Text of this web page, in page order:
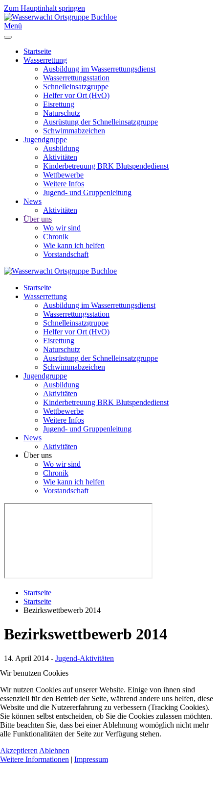
Zum Hauptinhalt springen
Menü
Startseite
Wasserrettung
Ausbildung im Wasserrettungsdienst
Wasserrettungsstation
Schnelleinsatzgruppe
Helfer vor Ort (HvO)
Eisrettung
Naturschutz
Ausrüstung der Schnelleinsatzgruppe
Schwimmabzeichen
Jugendgruppe
Ausbildung
Aktivitäten
Kinderbetreuung BRK Blutspendedienst
Wettbewerbe
Weitere Infos
Jugend- und Gruppenleitung
News
Aktivitäten
Über uns
Wo wir sind
Chronik
Wie kann ich helfen
Vorstandschaft
Startseite
Wasserrettung
Ausbildung im Wasserrettungsdienst
Wasserrettungsstation
Schnelleinsatzgruppe
Helfer vor Ort (HvO)
Eisrettung
Naturschutz
Ausrüstung der Schnelleinsatzgruppe
Schwimmabzeichen
Jugendgruppe
Ausbildung
Aktivitäten
Kinderbetreuung BRK Blutspendedienst
Wettbewerbe
Weitere Infos
Jugend- und Gruppenleitung
News
Aktivitäten
Über uns
Wo wir sind
Chronik
Wie kann ich helfen
Vorstandschaft
Startseite
Startseite
Bezirkswettbewerb 2014
Bezirkswettbewerb 2014
14. April 2014 - Jugend-Aktivitäten
Wir benutzen Cookies
Wir nutzen Cookies auf unserer Website. Einige von ihnen sind
essenziell für den Betrieb der Seite, während andere uns helfen, diese
Website und die Nutzererfahrung zu verbessern (Tracking Cookies).
Sie können selbst entscheiden, ob Sie die Cookies zulassen möchten.
Bitte beachten Sie, dass bei einer Ablehnung womöglich nicht mehr
alle Funktionalitäten der Seite zur Verfügung stehen.
Akzeptieren Ablehnen
Weitere Informationen | Impressum